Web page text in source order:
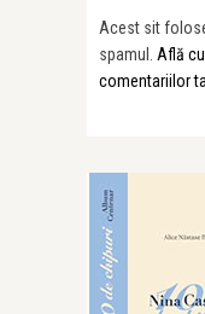
Acest sit
spamul. Află
comentariilor